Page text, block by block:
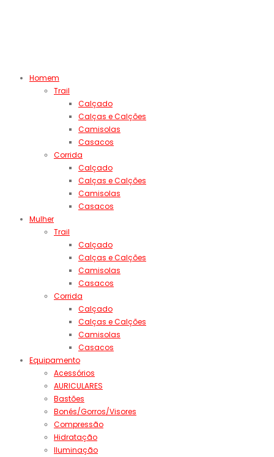
Homem
Trail
Calçado
Calças e Calções
Camisolas
Casacos
Corrida
Calçado
Calças e Calções
Camisolas
Casacos
Mulher
Trail
Calçado
Calças e Calções
Camisolas
Casacos
Corrida
Calçado
Calças e Calções
Camisolas
Casacos
Equipamento
Acessórios
AURICULARES
Bastões
Bonés/Gorros/Visores
Compressão
Hidratação
Iluminação